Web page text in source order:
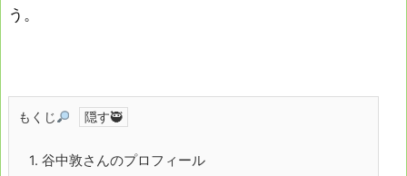
う。
もくじ
1. 谷中敦さんのプロフィール